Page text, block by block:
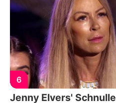
6
Jenny Elvers'